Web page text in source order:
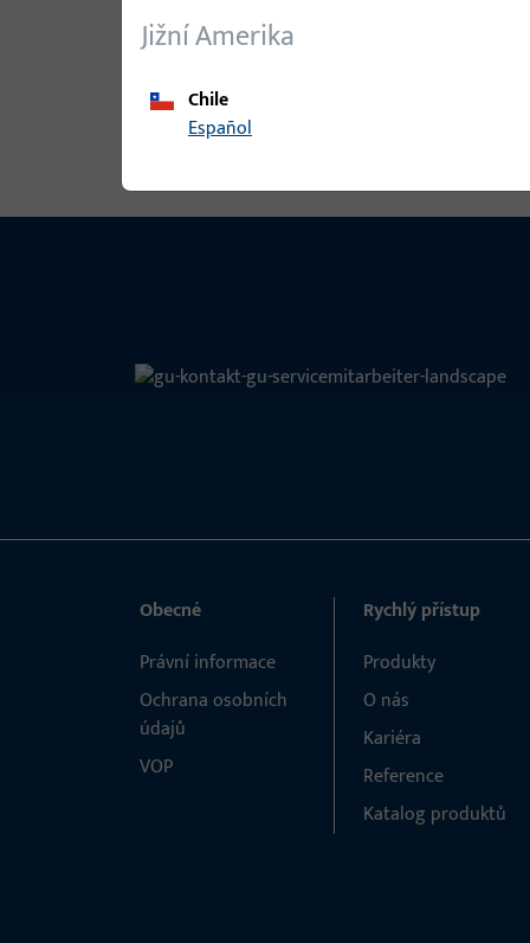
Zobrazit všechny varianty
Jižní Amerika
Chile
Español
Obecné
Právní informace
Ochrana osobních
údajů
VOP
Rychlý přístup
Produkty
O nás
Kariéra
Reference
Katalog produktů